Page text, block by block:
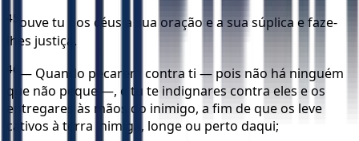
45 ouve tu nos céus a sua oração e a sua súplica e faze-
lhes justiça.
46 — Quando pecarem contra ti — pois não há ninguém
que não peque —, e tu te indignares contra eles e os
entregares às mãos do inimigo, a fim de que os leve
cativos à terra inimiga, longe ou perto daqui;